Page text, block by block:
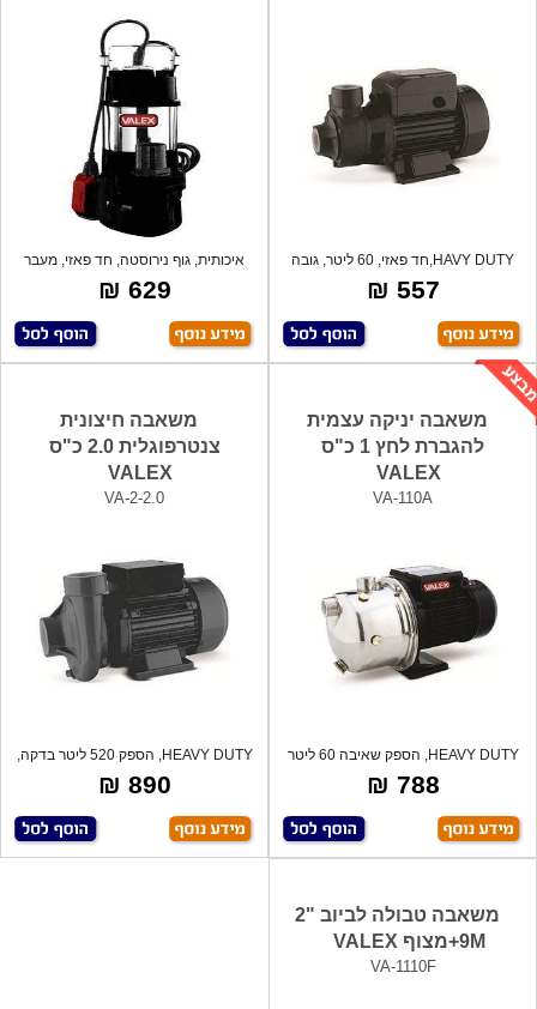
HAVY DUTY,חד פאזי, 60 ליטר, גובה
סניקה 6
557 ₪
איכותית, גוף נירוסטה, חד פאזי, מעבר
חופש
629 ₪
משאבה יניקה עצמית
להגברת לחץ 1 כ"ס
VALEX
VA-110A
HEAVY DUTY, הספק שאיבה 60 ליטר
בדקה, גוף
788 ₪
משאבה חיצונית
צנטרפוגלית 2.0 כ"ס
VALEX
VA-2-2.0
HEAVY DUTY, הספק 520 ליטר בדקה,
גובה הרמ
890 ₪
משאבה טבולה לביוב "2
9M+מצוף VALEX
VA-1110F